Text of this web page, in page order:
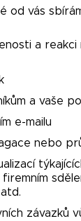
od vás
a reakci
a vaše
e-mailu
nebo
závazků